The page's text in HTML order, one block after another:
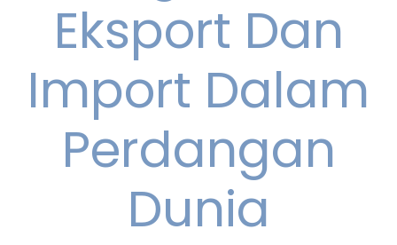
Eksport Dan
Import Dalam
Perdangan
Dunia